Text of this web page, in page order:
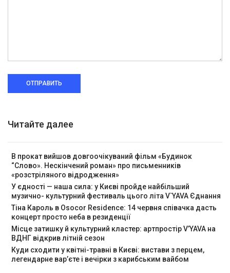
ОТПРАВИТЬ
Читайте далее
В прокат вийшов довгоочікуваний фільм «Будинок
“Слово». Нескінчений роман» про письменників
«розстріляного відродження»
У єдності — наша сила: у Києві пройде найбільший
музично- культурний фестиваль цього літа V`YAVA Єднання
Тіна Кароль в Osocor Residence: 14 червня співачка дасть
концерт просто неба в резиденції
Місце затишку й культурний кластер: артпростір V’YAVA на
ВДНГ відкрив літній сезон
Куди сходити у квітні-травні в Києві: вистави з перцем,
легендарне вар’єте і вечірки з карибським вайбом